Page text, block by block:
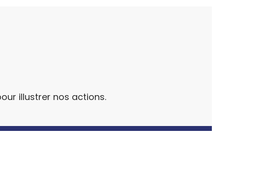
illustrer nos actions.